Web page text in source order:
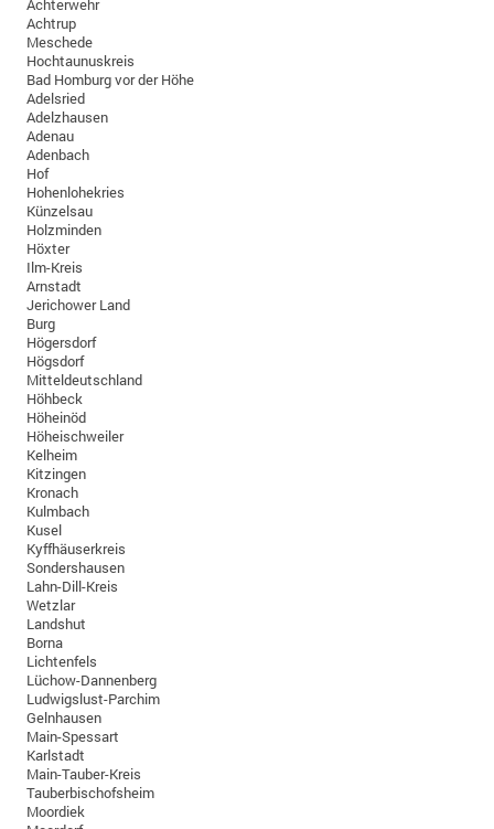
Achterwehr
Achtrup
Meschede
Hochtaunuskreis
Bad Homburg vor der Höhe
Adelsried
Adelzhausen
Adenau
Adenbach
Hof
Hohenlohekries
Künzelsau
Holzminden
Höxter
Ilm-Kreis
Arnstadt
Jerichower Land
Burg
Högersdorf
Högsdorf
Mitteldeutschland
Höhbeck
Höheinöd
Höheischweiler
Kelheim
Kitzingen
Kronach
Kulmbach
Kusel
Kyffhäuserkreis
Sondershausen
Lahn-Dill-Kreis
Wetzlar
Landshut
Borna
Lichtenfels
Lüchow-Dannenberg
Ludwigslust-Parchim
Gelnhausen
Main-Spessart
Karlstadt
Main-Tauber-Kreis
Tauberbischofsheim
Moordiek